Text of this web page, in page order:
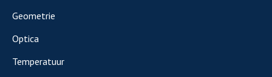
Geometrie
Optica
Temperatuur